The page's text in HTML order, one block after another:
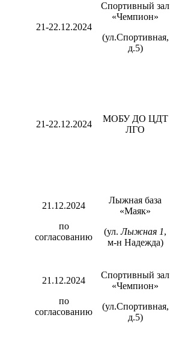
21-22.12.2024
Спортивный зал
«Чемпион»
(ул.Спортивная,
д.5)
21-22.12.2024
МОБУ ДО ЦДТ
ЛГО
21.12.2024
по
согласованию
Лыжная база
«Маяк»
(ул.Лыжная 1,
м-н Надежда)
21.12.2024
по
согласованию
Спортивный зал
«Чемпион»
(ул.Спортивная,
д.5)